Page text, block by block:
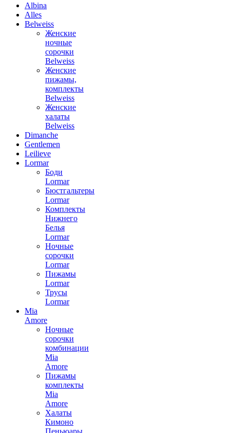
Albina
Alles
Belweiss
Женские
ночные
сорочки
Belweiss
Женские
пижамы,
комплекты
Belweiss
Женские
халаты
Belweiss
Dimanche
Gentlemen
Leilieve
Lormar
Боди
Lormar
Бюстгальтеры
Lormar
Комплекты
Нижнего
Белья
Lormar
Ночные
сорочки
Lormar
Пижамы
Lormar
Трусы
Lormar
Mia
Amore
Ночные
сорочки
комбинации
Mia
Amore
Пижамы
комплекты
Mia
Amore
Халаты
Кимоно
Пеньюары